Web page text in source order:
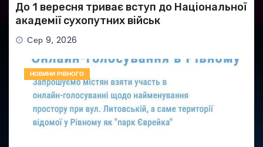
До 1 вересня триває вступ до Національної
академії сухопутних військ
Сер 9, 2026
НОВИНИ РІВНОГО